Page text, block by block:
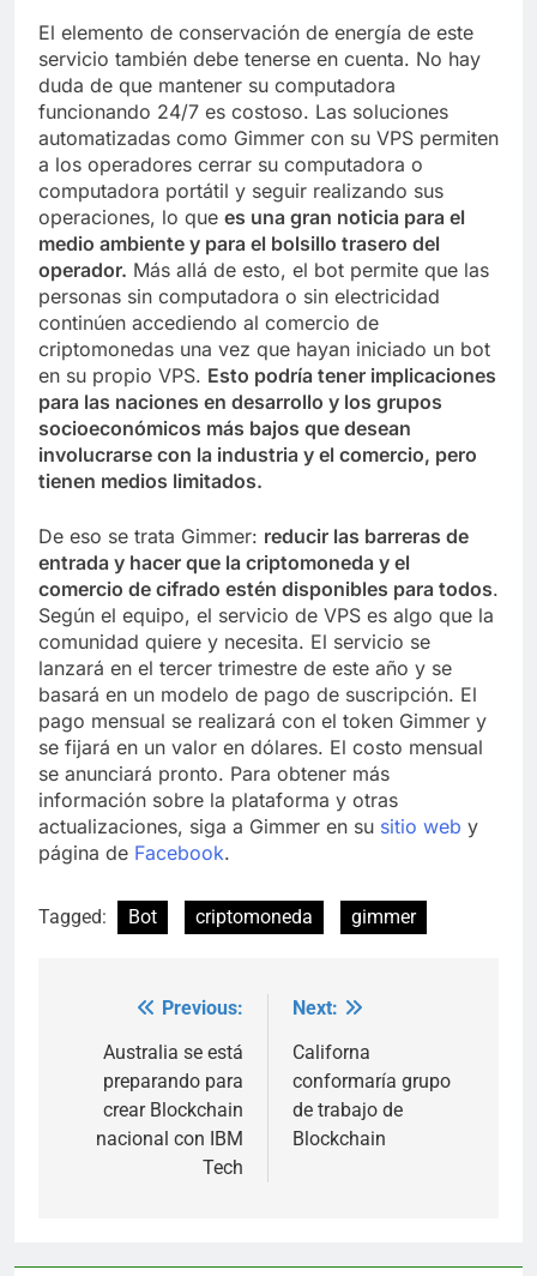
El elemento de conservación de energía de este
servicio también debe tenerse en cuenta. No hay
duda de que mantener su computadora
funcionando 24/7 es costoso. Las soluciones
automatizadas como Gimmer con su VPS permiten
a los operadores cerrar su computadora o
computadora portátil y seguir realizando sus
operaciones, lo que es una gran noticia para el
medio ambiente y para el bolsillo trasero del
operador. Más allá de esto, el bot permite que las
personas sin computadora o sin electricidad
continúen accediendo al comercio de
criptomonedas una vez que hayan iniciado un bot
en su propio VPS. Esto podría tener implicaciones
para las naciones en desarrollo y los grupos
socioeconómicos más bajos que desean
involucrarse con la industria y el comercio, pero
tienen medios limitados.
De eso se trata Gimmer: reducir las barreras de
entrada y hacer que la criptomoneda y el
comercio de cifrado estén disponibles para todos.
Según el equipo, el servicio de VPS es algo que la
comunidad quiere y necesita. El servicio se
lanzará en el tercer trimestre de este año y se
basará en un modelo de pago de suscripción. El
pago mensual se realizará con el token Gimmer y
se fijará en un valor en dólares. El costo mensual
se anunciará pronto. Para obtener más
información sobre la plataforma y otras
actualizaciones, siga a Gimmer en su sitio web y
página de Facebook.
Tagged: Bot criptomoneda gimmer
navigation
Previous:
Australia se está
preparando para
crear Blockchain
nacional con IBM
Tech
Next:
Californa
conformaría grupo
de trabajo de
Blockchain